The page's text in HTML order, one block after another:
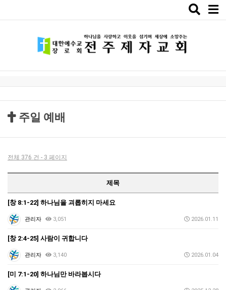
Toggle
주일 예배
전체 376 건 - 3 페이지
제목
[창 8:1-22] 하나님을 괴롭히지 마세요
관리자 3,051 2026.01.11
[창 2:4-25] 사람이 귀합니다
관리자 3,140 2026.01.04
[미 7:1-20] 하나님만 바라봅시다